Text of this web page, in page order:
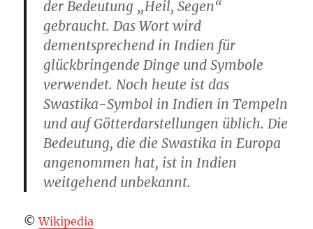
der Bedeutung „Heil, Segen“
gebraucht. Das Wort wird
dementsprechend in Indien für
glückbringende Dinge und Symbole
verwendet. Noch heute ist das
Swastika-Symbol in Indien in Tempeln
und auf Götterdarstellungen üblich. Die
Bedeutung, die die Swastika in Europa
angenommen hat, ist in Indien
weitgehend unbekannt.
©Wikipedia